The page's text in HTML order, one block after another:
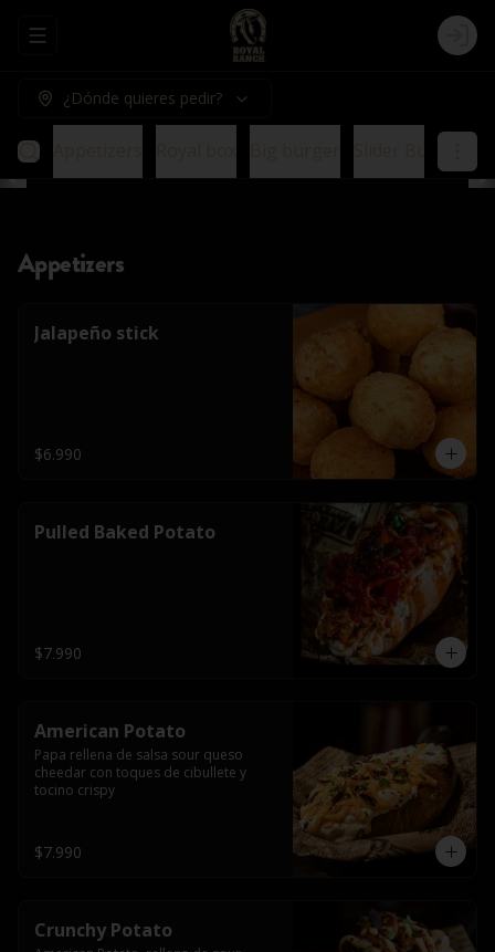
Abrir menu de navegación Login
¿Dónde quieres pedir?
Appetizers
Jalapeño stick
$6.990
Pulled Baked Potato
$7.990
American Potato
Papa rellena de salsa sour queso
cheedar con toques de cibullete y
tocino crispy
$7.990
Crunchy Potato